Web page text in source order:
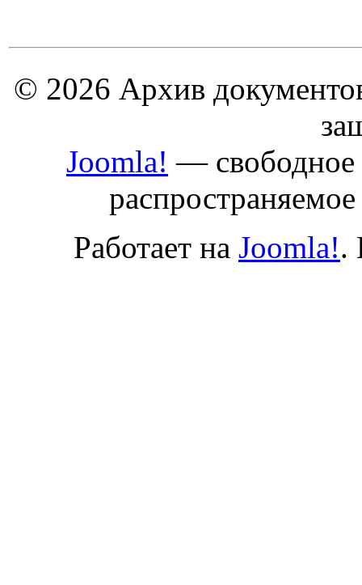
© 2026 Архив
Joomla! — свободное
Работает на Joomla!.